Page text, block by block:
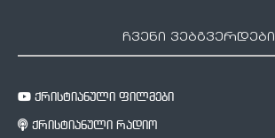
ჩვენი ვებგვერდები
ქრისტიანული ფილმები
ქრისტიანული რადიო